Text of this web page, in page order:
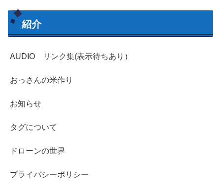
紹介
AUDIO リンク集(表示待ちあり）
おっさんの米作り
お知らせ
タグについて
ドローンの世界
プライバシーポリシー